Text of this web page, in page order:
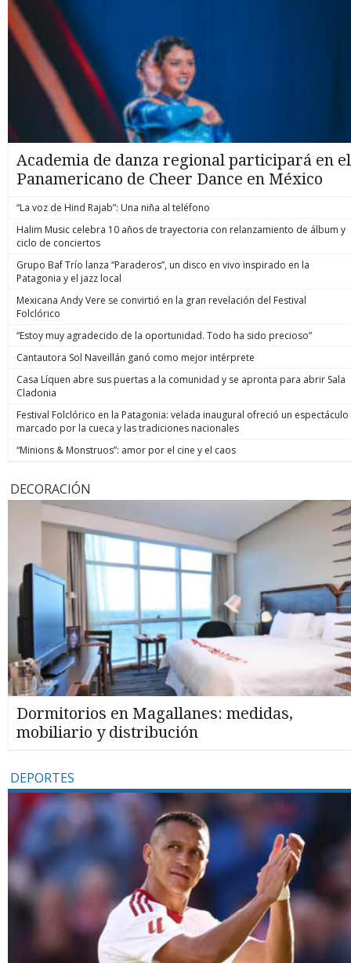
Academia de danza regional participará en el
Panamericano de Cheer Dance en México
“La voz de Hind Rajab”: Una niña al teléfono
Halim Music celebra 10 años de trayectoria con relanzamiento de álbum y
ciclo de conciertos
Grupo Baf Trío lanza “Paraderos”, un disco en vivo inspirado en la
Patagonia y el jazz local
Mexicana Andy Vere se convirtió en la gran revelación del Festival
Folclórico
“Estoy muy agradecido de la oportunidad. Todo ha sido precioso”
Cantautora Sol Naveillán ganó como mejor intérprete
Casa Líquen abre sus puertas a la comunidad y se apronta para abrir Sala
Cladonia
Festival Folclórico en la Patagonia: velada inaugural ofreció un espectáculo
marcado por la cueca y las tradiciones nacionales
“Minions & Monstruos”: amor por el cine y el caos
DECORACIÓN
Dormitorios en Magallanes: medidas,
mobiliario y distribución
DEPORTES